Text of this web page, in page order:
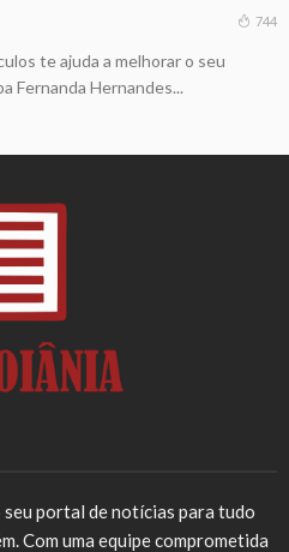
744
te ajuda a melhorar o seu
Fernanda Hernandes...
seu portal de notícias para tudo
Com uma equipe comprometida